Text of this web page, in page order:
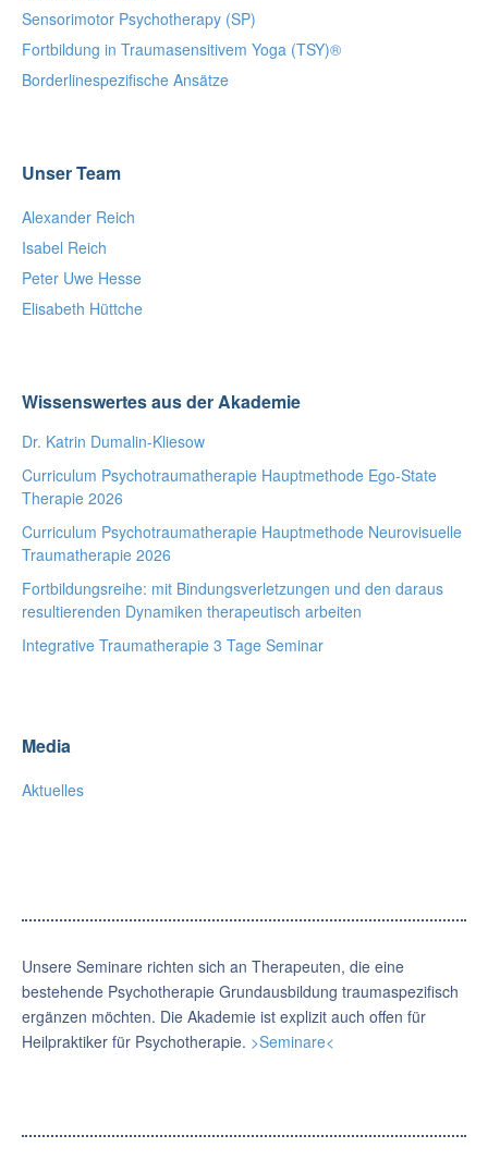
Sensorimotor Psychotherapy (SP)
Fortbildung in Traumasensitivem Yoga (TSY)®
Borderlinespezifische Ansätze
Unser Team
Alexander Reich
Isabel Reich
Peter Uwe Hesse
Elisabeth Hüttche
Wissenswertes aus der Akademie
Dr. Katrin Dumalin-Kliesow
Curriculum Psychotraumatherapie Hauptmethode Ego-State
Therapie 2026
Curriculum Psychotraumatherapie Hauptmethode Neurovisuelle
Traumatherapie 2026
Fortbildungsreihe: mit Bindungsverletzungen und den daraus
resultierenden Dynamiken therapeutisch arbeiten
Integrative Traumatherapie 3 Tage Seminar
Media
Aktuelles
Unsere Seminare richten sich an Therapeuten, die eine
bestehende Psychotherapie Grundausbildung traumaspezifisch
ergänzen möchten. Die Akademie ist explizit auch offen für
Heilpraktiker für Psychotherapie. >Seminare<